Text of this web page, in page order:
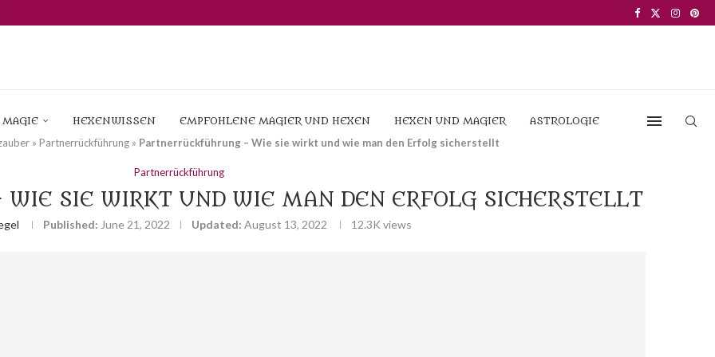
UND LERNE...
MAGIE HEXENWISSEN EMPFOHLENE MAGIER UND HEXEN HEXEN UND MAGIER ASTROLOGIE
» Partnerrückführung » Partnerrückführung – Wie sie wirkt und wie man den Erfolg sicherstellt
Partnerrückführung
WIE SIE WIRKT UND WIE MAN DEN ERFOLG SICHERSTELLT
Published: June 21, 2022 Updated: August 13, 2022 12.3K views